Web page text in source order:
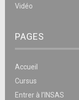
Vidéo
PAGES
Accueil
Cursus
Entrer à l’INSAS